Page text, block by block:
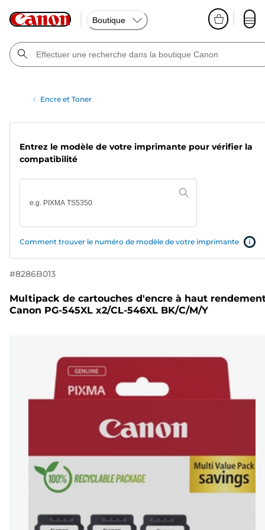
Boutique
Encre et Toner
Entrez le modèle de votre imprimante pour vérifier la
compatibilité
Comment trouver le numéro de modèle de votre imprimante
#8286B013
Multipack de cartouches d'encre à haut
Canon PG-545XL x2/CL-546XL BK/C/M/Y